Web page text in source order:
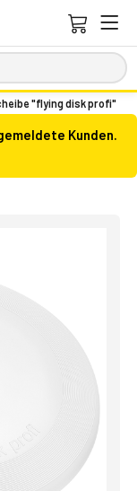
"flying disk profi"
Kunden.